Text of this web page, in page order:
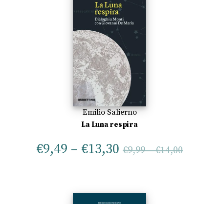
Emilio Salierno
La Luna respira
€9,49 – €13,30 €9,99–€14,00